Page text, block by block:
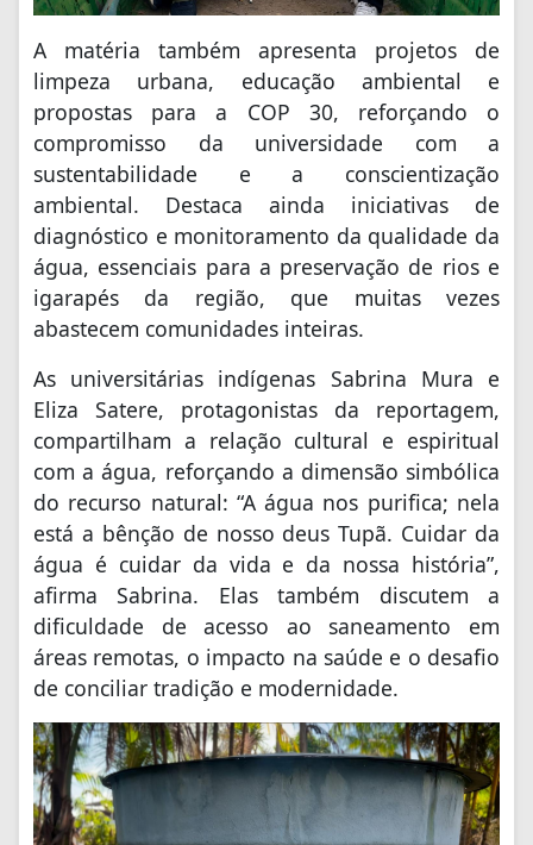
A matéria também apresenta projetos de
limpeza urbana, educação ambiental e
propostas para a COP 30, reforçando o
compromisso da universidade com a
sustentabilidade e a conscientização
ambiental. Destaca ainda iniciativas de
diagnóstico e monitoramento da qualidade da
água, essenciais para a preservação de rios e
igarapés da região, que muitas vezes
abastecem comunidades inteiras.
As universitárias indígenas Sabrina Mura e
Eliza Satere, protagonistas da reportagem,
compartilham a relação cultural e espiritual
com a água, reforçando a dimensão simbólica
do recurso natural: “A água nos purifica; nela
está a bênção de nosso deus Tupã. Cuidar da
água é cuidar da vida e da nossa história”,
afirma Sabrina. Elas também discutem a
dificuldade de acesso ao saneamento em
áreas remotas, o impacto na saúde e o desafio
de conciliar tradição e modernidade.